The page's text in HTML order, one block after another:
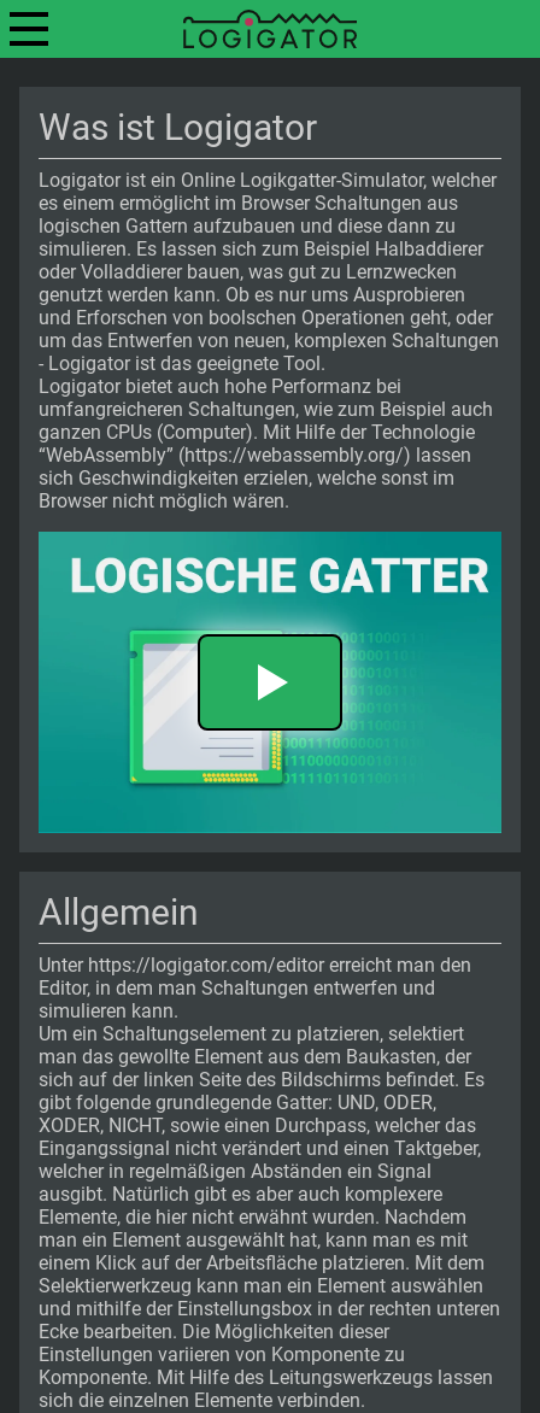
Was ist Logigator
Logigator ist ein Online Logikgatter-Simulator, welcher
es einem ermöglicht im Browser Schaltungen aus
logischen Gattern aufzubauen und diese dann zu
simulieren. Es lassen sich zum Beispiel Halbaddierer
oder Volladdierer bauen, was gut zu Lernzwecken
genutzt werden kann. Ob es nur ums Ausprobieren
und Erforschen von boolschen Operationen geht, oder
um das Entwerfen von neuen, komplexen Schaltungen
- Logigator ist das geeignete Tool.
Logigator bietet auch hohe Performanz bei
umfangreicheren Schaltungen, wie zum Beispiel auch
ganzen CPUs (Computer). Mit Hilfe der Technologie
“WebAssembly” (https://webassembly.org/) lassen
sich Geschwindigkeiten erzielen, welche sonst im
Browser nicht möglich wären.
Allgemein
Unter https://logigator.com/editor erreicht man den
Editor, in dem man Schaltungen entwerfen und
simulieren kann.
Um ein Schaltungselement zu platzieren, selektiert
man das gewollte Element aus dem Baukasten, der
sich auf der linken Seite des Bildschirms befindet. Es
gibt folgende grundlegende Gatter: UND, ODER,
XODER, NICHT, sowie einen Durchpass, welcher das
Eingangssignal nicht verändert und einen Taktgeber,
welcher in regelmäßigen Abständen ein Signal
ausgibt. Natürlich gibt es aber auch komplexere
Elemente, die hier nicht erwähnt wurden. Nachdem
man ein Element ausgewählt hat, kann man es mit
einem Klick auf der Arbeitsfläche platzieren. Mit dem
Selektierwerkzeug kann man ein Element auswählen
und mithilfe der Einstellungsbox in der rechten unteren
Ecke bearbeiten. Die Möglichkeiten dieser
Einstellungen variieren von Komponente zu
Komponente. Mit Hilfe des Leitungswerkzeugs lassen
sich die einzelnen Elemente verbinden.